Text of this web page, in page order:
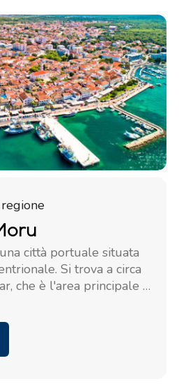
città portuale situata
Si trova a circa
che è l'area principale o